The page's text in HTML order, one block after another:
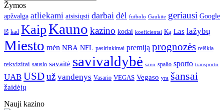
Žymos
apžvalga atliekami atsisiųsti darbai dėl futbolo Gaukite geriausi Google
iš kad KaipKauno kazino kodai koeficientai Ką Las lažybų
Miesto mėn NBA NFL pasirinkimai premiją prognozės reiškia
rekvizitai sausio savaitė savivaldybė savo spalio sporto transporto
UAB USDuž vandenys Vasario VEGAS Vegaso yra šansai
žaidėjų
Nauji kazino